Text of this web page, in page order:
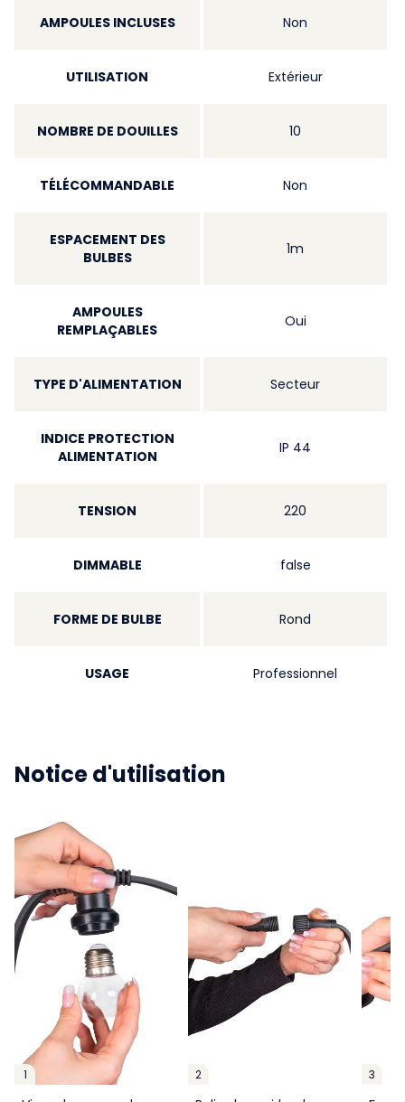
AMPOULES INCLUSES Non
UTILISATION Extérieur
NOMBRE DE DOUILLES 10
TÉLÉCOMMANDABLE Non
ESPACEMENT DES
BULBES
1m
AMPOULES
REMPLAÇABLES
Oui
TYPE D'ALIMENTATION Secteur
INDICE PROTECTION
ALIMENTATION
IP 44
TENSION 220
DIMMABLE false
FORME DE BULBE Rond
USAGE Professionnel
Notice d'utilisation
1 2 3